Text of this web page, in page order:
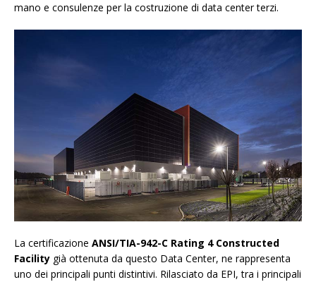
mano e consulenze per la costruzione di data center terzi.
La certificazione ANSI/TIA-942-C Rating 4 Constructed
Facility già ottenuta da questo Data Center, ne rappresenta
uno dei principali punti distintivi. Rilasciato da EPI, tra i principali